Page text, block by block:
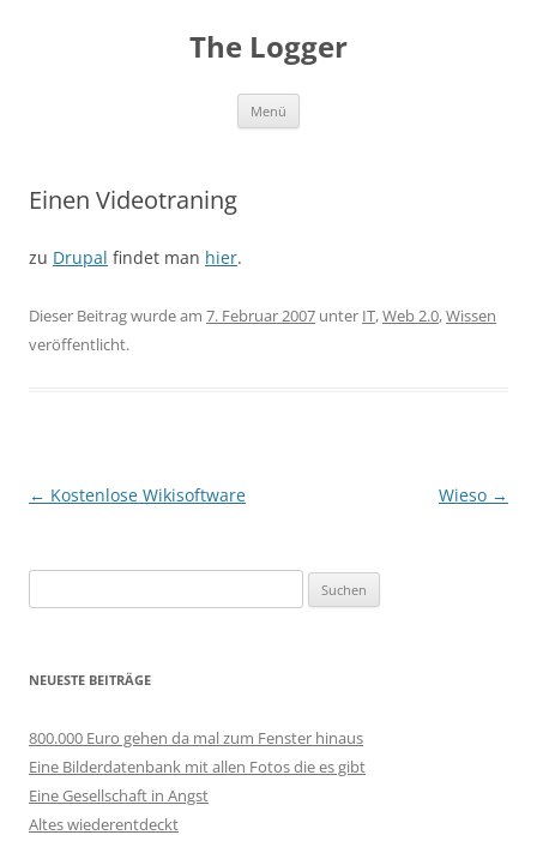
The Logger
Menü
Einen Videotraning
zu Drupal findet man hier.
Dieser Beitrag wurde am 7. Februar 2007 unter IT,Web 2.0,Wissen
veröffentlicht.
Beitragsnavigation
← Kostenlose Wikisoftware Wieso →
nach:
NEUESTE BEITRÄGE
800.000 Euro gehen da mal zum Fenster hinaus
Eine Bilderdatenbank mit allen Fotos die es gibt
Eine Gesellschaft in Angst
Altes wiederentdeckt